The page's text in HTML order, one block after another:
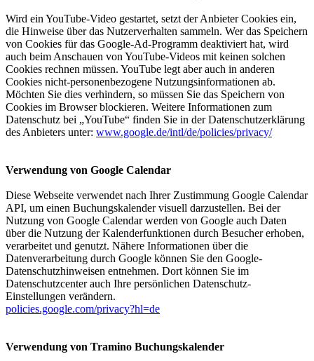
Wird ein YouTube-Video gestartet, setzt der Anbieter Cookies ein,
die Hinweise über das Nutzerverhalten sammeln. Wer das Speichern
von Cookies für das Google-Ad-Programm deaktiviert hat, wird
auch beim Anschauen von YouTube-Videos mit keinen solchen
Cookies rechnen müssen. YouTube legt aber auch in anderen
Cookies nicht-personenbezogene Nutzungsinformationen ab.
Möchten Sie dies verhindern, so müssen Sie das Speichern von
Cookies im Browser blockieren. Weitere Informationen zum
Datenschutz bei „YouTube“ finden Sie in der Datenschutzerklärung
des Anbieters unter: www.google.de/intl/de/policies/privacy/
Verwendung von Google Calendar
Diese Webseite verwendet nach Ihrer Zustimmung Google Calendar
API, um einen Buchungskalender visuell darzustellen. Bei der
Nutzung von Google Calendar werden von Google auch Daten
über die Nutzung der Kalenderfunktionen durch Besucher erhoben,
verarbeitet und genutzt. Nähere Informationen über die
Datenverarbeitung durch Google können Sie den Google-
Datenschutzhinweisen entnehmen. Dort können Sie im
Datenschutzcenter auch Ihre persönlichen Datenschutz-
Einstellungen verändern.
policies.google.com/privacy?hl=de
Verwendung von Tramino Buchungskalender